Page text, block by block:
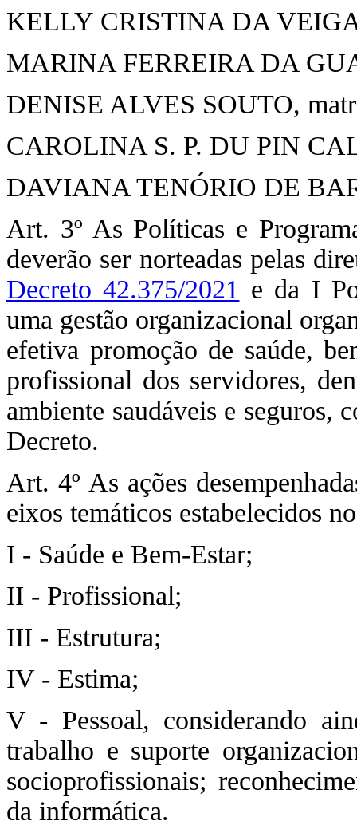
KELLY CRISTINA DA
MARINA FERREIRA DA
DENISE ALVES SOUTO,
CAROLINA S. P. DU PIN
DAVIANA TENÓRIO DE
Art. 3º As Políticas e
deverão ser norteadas pelas
Decreto 42.375/2021 e da I
uma gestão organizacional
efetiva promoção de saúde,
profissional dos servidores,
ambiente saudáveis e seguros,
Decreto.
Art. 4º As ações
eixos temáticos estabelecidos
I - Saúde e Bem-Estar;
II - Profissional;
III - Estrutura;
IV - Estima;
V - Pessoal, considerando
trabalho e suporte
socioprofissionais;
da informática.